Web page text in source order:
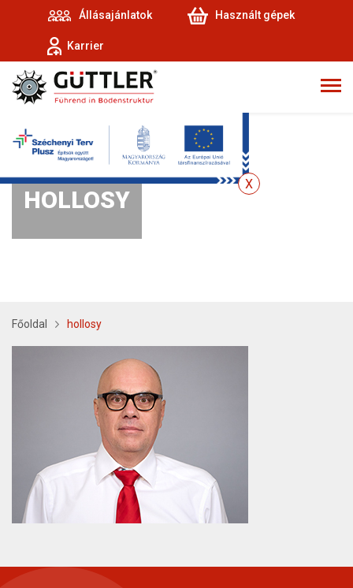
Állásajánlatok Használt gépek
Karrier
HOLLOSY
Főoldal hollosy